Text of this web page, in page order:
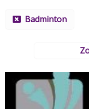
Badminton